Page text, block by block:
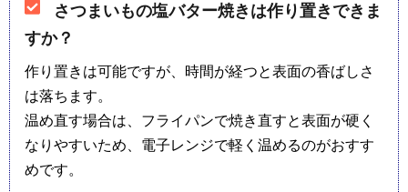
さつまいもの塩バター焼きは作り置きできま
すか？
作り置きは可能ですが、時間が経つと表面の香ばしさ
は落ちます。
温め直す場合は、フライパンで焼き直すと表面が硬く
なりやすいため、電子レンジで軽く温めるのがおすす
めです。